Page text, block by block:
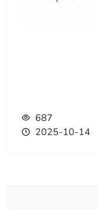
687
2025-10-14